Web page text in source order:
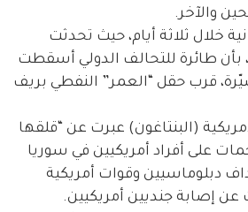
والآخر.
خلال ثلاثة أيام، حيث تحدثت
بأن طائرة للتحالف الدولي أسقطت
قرب حقل “العمر” النفطي بريف
(البنتاغون) عبرت عن “قلقها
على أفراد أمريكيين في سوريا
دبلوماسيين وقوات أمريكية
إصابة جنديين أمريكيين.